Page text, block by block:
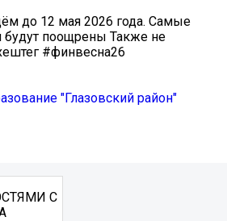
до 12 мая 2026 года. Самые
будут поощрены Также не
#финвесна26
"Глазовский район"
С